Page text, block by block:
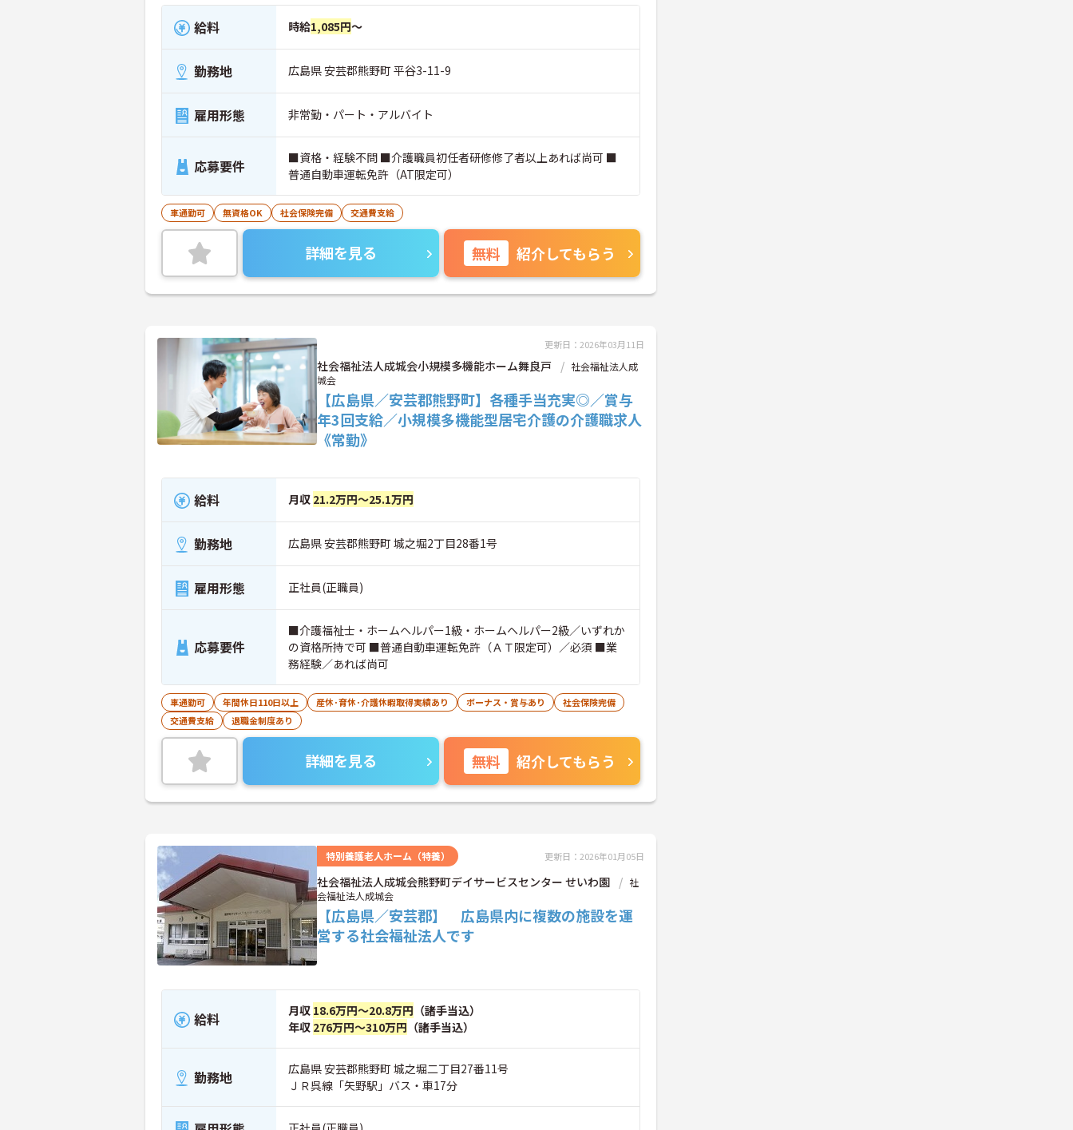
給料 時給1,085円～
勤務地 広島県 安芸郡熊野町 平谷3-11-9
雇用形態 非常勤・パート・アルバイト
応募要件
■資格・経験不問 ■介護職員初任者研修修了者以上あれば尚可 ■
普通自動車運転免許（AT限定可）
車通勤可 無資格OK 社会保険完備 交通費支給
詳細を見る 無料 紹介してもらう
更新日：2026年03月11日
社会福祉法人成城会小規模多機能ホーム舞良戸
社会福祉法人成
城会
【広島県／安芸郡熊野町】各種手当充実◎／賞与
年3回支給／小規模多機能型居宅介護の介護職求人
《常勤》
給料 月収 21.2万円～25.1万円
勤務地 広島県 安芸郡熊野町 城之堀2丁目28番1号
雇用形態 正社員(正職員)
応募要件
■介護福祉士・ホームヘルパー1級・ホームヘルパー2級／いずれか
の資格所持で可 ■普通自動車運転免許（ＡＴ限定可）／必須 ■業
務経験／あれば尚可
車通勤可 年間休日110日以上 産休･育休･介護休暇取得実績あり ボーナス・賞与あり
社会保険完備
交通費支給
退職金制度あり
詳細を見る 無料 紹介してもらう
特別養護老人ホーム（特養） 更新日：2026年01月05日
社会福祉法人成城会熊野町デイサービスセンター せいわ園
社
会福祉法人成城会
【広島県／安芸郡】 広島県内に複数の施設を運
営する社会福祉法人です
給料 月収 18.6万円～20.8万円 （諸手当込）
年収 276万円～310万円 （諸手当込）
勤務地
広島県 安芸郡熊野町 城之堀二丁目27番11号
ＪＲ呉線「矢野駅」バス・車17分